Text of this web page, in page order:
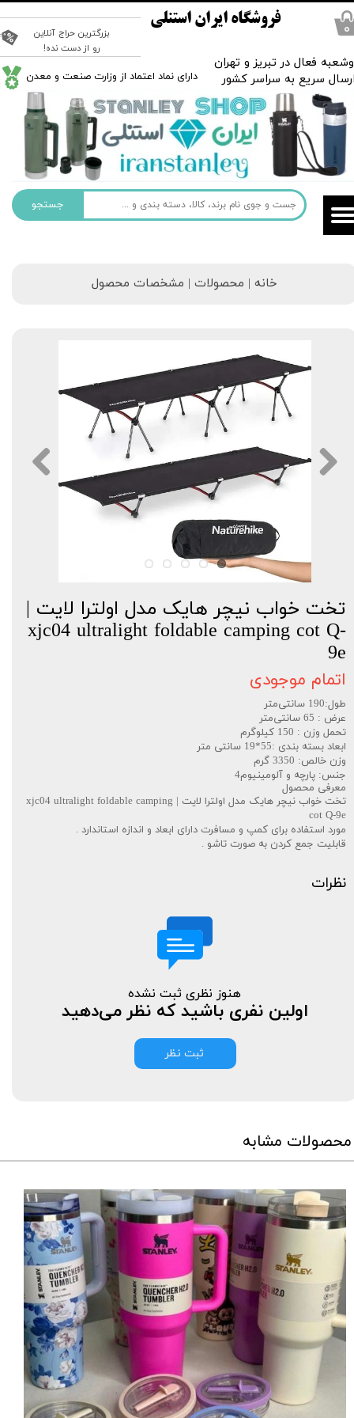
جستجو
بزرگترین حراج آنلاین
رو از دست نده!
۰
​دارای نماد اعتماد از وزارت صنعت و معدن
فروشگاه ایران استنلی
فعال در تبریز و تهران
سریع به سراسر کشور
خانه | محصولات | مشخصات محصول
تخت خواب نیچر هایک مدل اولترا لایت |
xjc04 ultralight foldable camping cot Q-
9e
اتمام موجودی
طول:190 سانتی‌متر
عرض : 65 سانتی‌متر
تحمل وزن : 150 کیلوگرم
ابعاد بسته بندی :55*19 سانتی متر
وزن خالص: 3350 گرم
جنس: پارچه و آلومینیوم4
معرفی محصول
تخت خواب نیچر هایک مدل اولترا لایت | xjc04 ultralight foldable camping
cot Q-9e
مورد استفاده برای کمپ و مسافرت دارای ابعاد و اندازه استاندارد .
قابلیت جمع کردن به صورت تاشو .
نظرات
هنوز نظری ثبت نشده
اولین نفری باشید که نظر می‌دهید
ثبت نظر
محصولات مشابه